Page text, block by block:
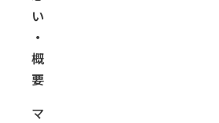
い
・
概
要
マ